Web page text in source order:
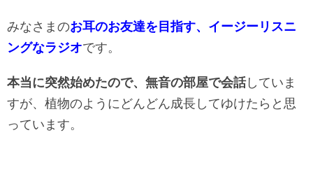
みなさまのお耳のお友達を目指す、イージーリスニ
ングなラジオです。
本当に突然始めたので、無音の部屋で会話していま
すが、植物のようにどんどん成長してゆけたらと思
っています。